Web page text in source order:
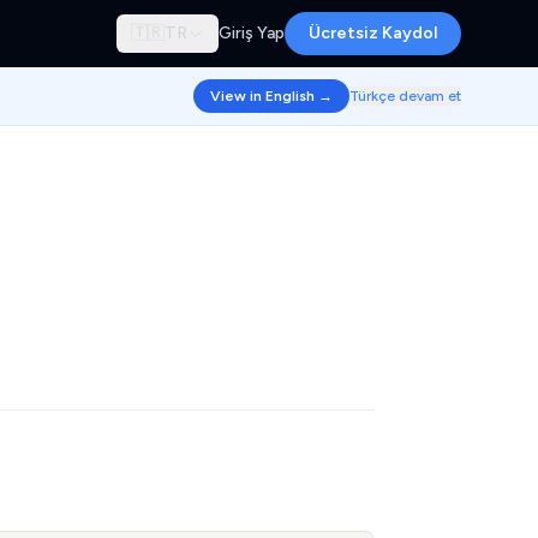
🇹🇷 TR Giriş Yap Ücretsiz Kaydol
View in English → Türkçe devam et